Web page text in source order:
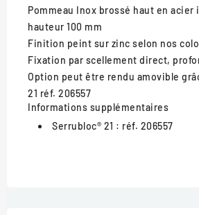
Pommeau Inox brossé haut en acier
hauteur 100 mm
Finition peint sur zinc selon nos
Fixation par scellement direct,
Option peut être rendu amovible
21 réf. 206557
Informations supplémentaires
Serrubloc® 21 : réf. 206557